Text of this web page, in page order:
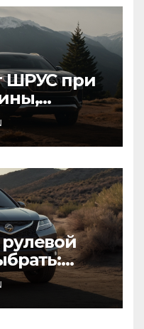
ШРУС при
аналог,